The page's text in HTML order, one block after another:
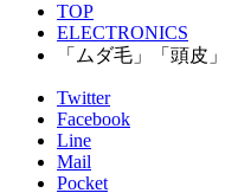
TOP
ELECTRONICS
「ムダ毛」「頭皮
Twitter
Facebook
Line
Mail
Pocket